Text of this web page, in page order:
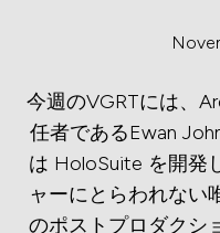
今週のVGRTには、
任者であるEwan
は HoloSuite を開発
ャーにとらわれない
のポストプロダクシ